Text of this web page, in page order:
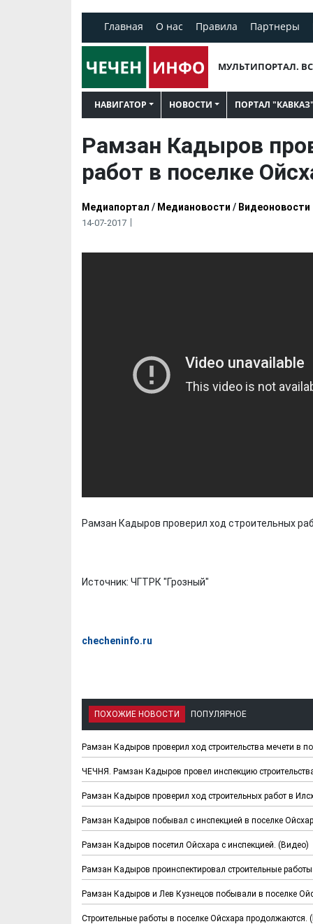
Главная О нас Правила Партнеры
МУЛЬТИПОРТАЛ.
НАВИГАТОР НОВОСТИ ПОРТАЛ "КАВКАЗ"
Рамзан Кадыров
работ в поселке
Медиапортал / Медиановости / Видеоновости
14-07-2017
Рамзан Кадыров проверил ход строительных
Источник: ЧГТРК "Грозный"
checheninfo.ru
ПОХОЖИЕ НОВОСТИ ПОПУЛЯРНОЕ
Рамзан Кадыров проверил ход строительства мечети в
ЧЕЧНЯ. Рамзан Кадыров провел инспекцию
Рамзан Кадыров проверил ход строительных работ в
Рамзан Кадыров побывал с инспекцией в поселке
Рамзан Кадыров посетил Ойсхара с инспекцией. (Видео)
Рамзан Кадыров проинспектировал строительные
Рамзан Кадыров и Лев Кузнецов побывали в поселке
Строительные работы в поселке Ойсхара продолжаются.